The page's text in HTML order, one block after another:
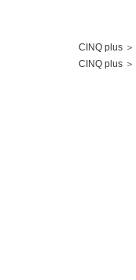
CINQ plus ＞
CINQ plus ＞